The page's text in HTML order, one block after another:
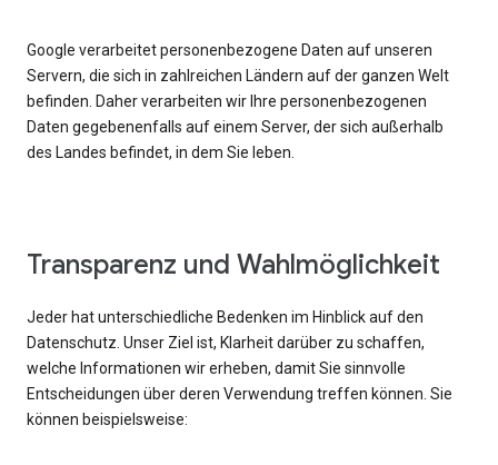
Google verarbeitet personenbezogene Daten auf unseren
Servern, die sich in zahlreichen Ländern auf der ganzen Welt
befinden. Daher verarbeiten wir Ihre personenbezogenen
Daten gegebenenfalls auf einem Server, der sich außerhalb
des Landes befindet, in dem Sie leben.
Transparenz und Wahlmöglichkeit
Jeder hat unterschiedliche Bedenken im Hinblick auf den
Datenschutz. Unser Ziel ist, Klarheit darüber zu schaffen,
welche Informationen wir erheben, damit Sie sinnvolle
Entscheidungen über deren Verwendung treffen können. Sie
können beispielsweise: